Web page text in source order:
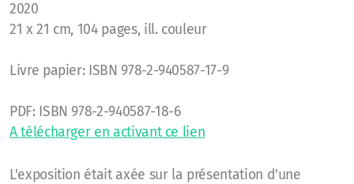
2020
21 x 21 cm, 104 pages, ill. couleur
Livre papier: ISBN 978-2-940587-17-9
PDF: ISBN 978-2-940587-18-6
A télécharger en activant ce lien
L'exposition était axée sur la présentation d'une